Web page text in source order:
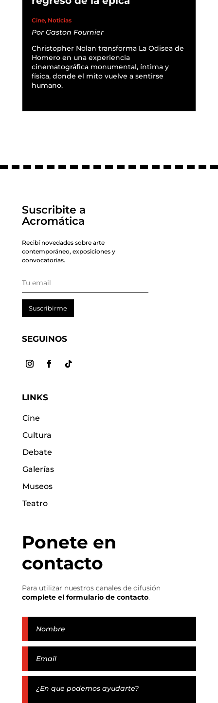
Cine, Noticias
Por Gaston Fournier
Christopher Nolan transforma La Odisea de
Homero en una experiencia
cinematográfica monumental, íntima y
física, donde el mito vuelve a sentirse
humano.
Suscribite a
Acromática
Recibí novedades sobre arte
contemporáneo, exposiciones y
convocatorias.
Suscribirme
SEGUINOS
LINKS
Cine
Cultura
Debate
Galerías
Museos
Teatro
Ponete en
contacto
Para utilizar nuestros canales de difusión
complete el formulario de contacto.